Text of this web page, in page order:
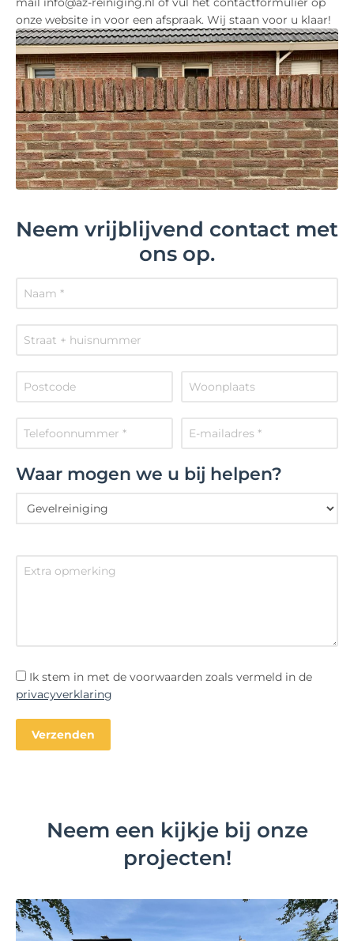
onze website in voor een afspraak. Wij staan voor u klaar!
Neem vrijblijvend contact met
ons op.
Waar mogen we u bij helpen?
Ik stem in met de voorwaarden zoals vermeld in de
privacyverklaring
Neem een kijkje bij onze
projecten!